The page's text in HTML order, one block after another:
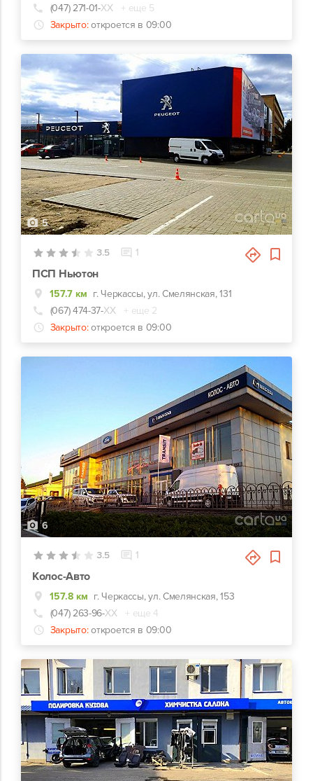
(047) 271-01-ХХ
+ еще 5
Закрыто: откроется в 09:00
5
3.5 1
ПСП Ньютон
157.7 км г. Черкассы, ул. Смелянская, 131
(067) 474-37-ХХ
+ еще 2
Закрыто: откроется в 09:00
6
3.5 1
Колос-Авто
157.8 км г. Черкассы, ул. Смелянская, 153
(047) 263-96-ХХ
+ еще 4
Закрыто: откроется в 09:00